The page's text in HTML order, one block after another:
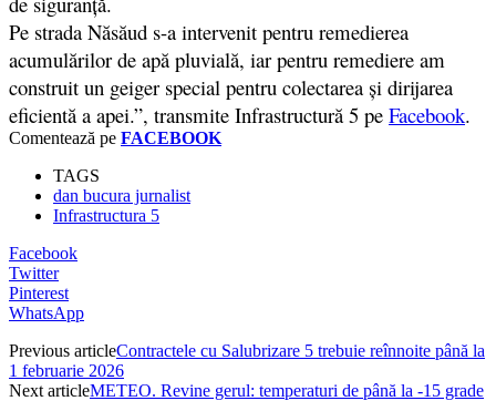
Pe strada Năsăud s-a intervenit pentru remedierea
acumulărilor de apă pluvială, iar pentru remediere am
construit un geiger special pentru colectarea și dirijarea
eficientă a apei.”, transmite Infrastructură 5 pe Facebook.
Comentează pe FACEBOOK
TAGS
dan bucura jurnalist
Infrastructura 5
Facebook
Twitter
Pinterest
WhatsApp
Previous articleContractele cu Salubrizare 5 trebuie reînnoite până la
1 februarie 2026
Next articleMETEO. Revine gerul: temperaturi de până la -15 grade